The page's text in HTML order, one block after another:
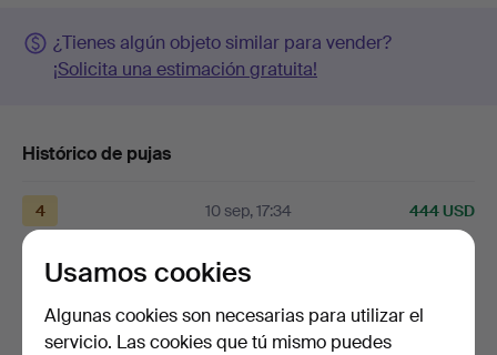
¿Tienes algún objeto similar para vender?
¡Solicita una estimación gratuita!
Histórico de pujas
4 10 sep, 17:34 444 USD
A 10 sep, 17:34
A 10 sep, 17:33 401 USD
Usamos cookies
Algunas cookies son necesarias para utilizar el
servicio. Las cookies que tú mismo puedes